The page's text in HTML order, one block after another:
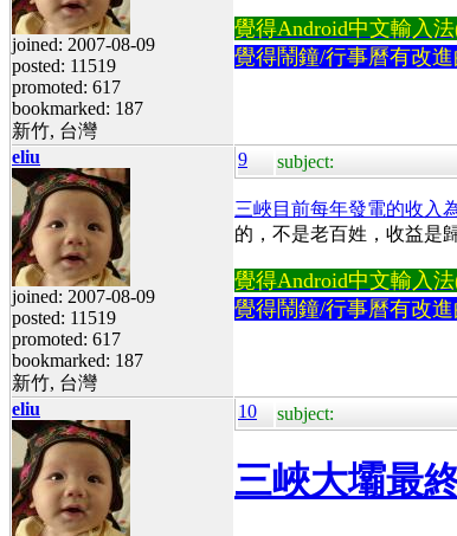
joined: 2007-08-09
posted: 11519
promoted: 617
bookmarked: 187
新竹, 台灣
覺得Android中文輸入
覺得鬧鐘/行事曆有改進
eliu
joined: 2007-08-09
posted: 11519
promoted: 617
bookmarked: 187
新竹, 台灣
9 subject:
三峽目前每年發電的收入
的，不是老百姓，收益是
覺得Android中文輸入
覺得鬧鐘/行事曆有改進
eliu 10 subject:
三峽大壩最